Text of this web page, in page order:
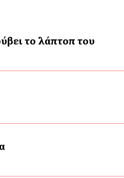
το λάπτοπ του